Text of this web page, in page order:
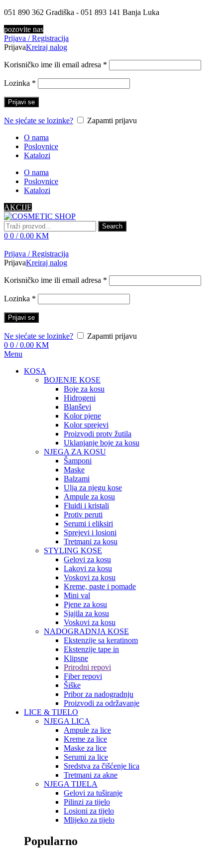
051 890 362 Gradiška - 051 893 141 Banja Luka
pozovite nas
Prijava / Registracija
PrijavaKreiraj nalog
Korisničko ime ili email adresa *
Lozinka *
Prijavi se
Ne sjećate se lozinke?
Zapamti prijavu
O nama
Poslovnice
Katalozi
O nama
Poslovnice
Katalozi
AKCIJE
Search
0 0 / 0.00 KM
Prijava / Registracija
PrijavaKreiraj nalog
Korisničko ime ili email adresa *
Lozinka *
Prijavi se
Ne sjećate se lozinke?
Zapamti prijavu
0 0 / 0.00 KM
Menu
KOSA
BOJENJE KOSE
Boje za kosu
Hidrogeni
Blanševi
Kolor pjene
Kolor sprejevi
Proizvodi protv žutila
Uklanjanje boje za kosu
NJEGA ZA KOSU
Šamponi
Maske
Balzami
Ulja za njegu kose
Ampule za kosu
Fluidi i kristali
Protiv peruti
Serumi i eliksiri
Sprejevi i losioni
Tretmani za kosu
STYLING KOSE
Gelovi za kosu
Lakovi za kosu
Voskovi za kosu
Kreme, paste i pomade
Mini val
Pjene za kosu
Sjajila za kosu
Voskovi za kosu
NADOGRADNJA KOSE
Ekstenzije sa keratinom
Ekstenzije tape in
Klipsne
Prirodni repovi
Fiber repovi
Šiške
Pribor za nadogradnju
Proizvodi za održavanje
LICE & TIJELO
NJEGA LICA
Ampule za lice
Kreme za lice
Maske za lice
Serumi za lice
Sredstva za čišćenje lica
Tretmani za akne
NJEGA TIJELA
Gelovi za tuširanje
Pilinzi za tijelo
Losioni za tijelo
Mlijeko za tijelo
Popularno